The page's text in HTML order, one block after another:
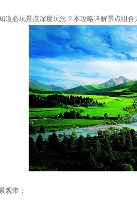
道必玩景点深度玩法？本攻略详解景点组
观带：